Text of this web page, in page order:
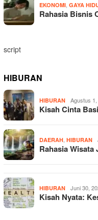
EKONOMI, GAYA
Rahasia Bisnis
script
HIBURAN
HIBURAN Agustus
Kisah Cinta
DAERAH, HIBURAN
Rahasia
HIBURAN Juni 30,
Kisah Nyata: